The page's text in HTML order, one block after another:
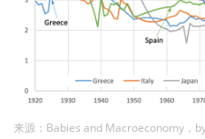
来源：Babies and Macroeconomy，